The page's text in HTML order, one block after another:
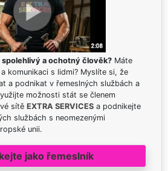
a ochotný člověk? Máte
komunikaci s lidmi? Myslíte si, že
a podnikat v řemeslných službách a
možnosti stát se členem
sítě EXTRA SERVICES a podnikejte
službách s neomezenými
unii.
jako řemeslník